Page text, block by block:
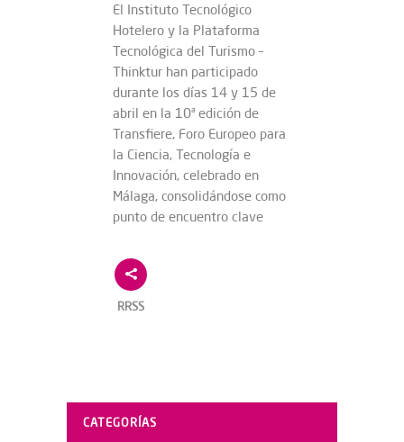
El Instituto Tecnológico
Hotelero y la Plataforma
Tecnológica del Turismo –
Thinktur han participado
durante los días 14 y 15 de
abril en la 10ª edición de
Transfiere, Foro Europeo para
la Ciencia, Tecnología e
Innovación, celebrado en
Málaga, consolidándose como
punto de encuentro clave
RRSS
CATEGORÍAS